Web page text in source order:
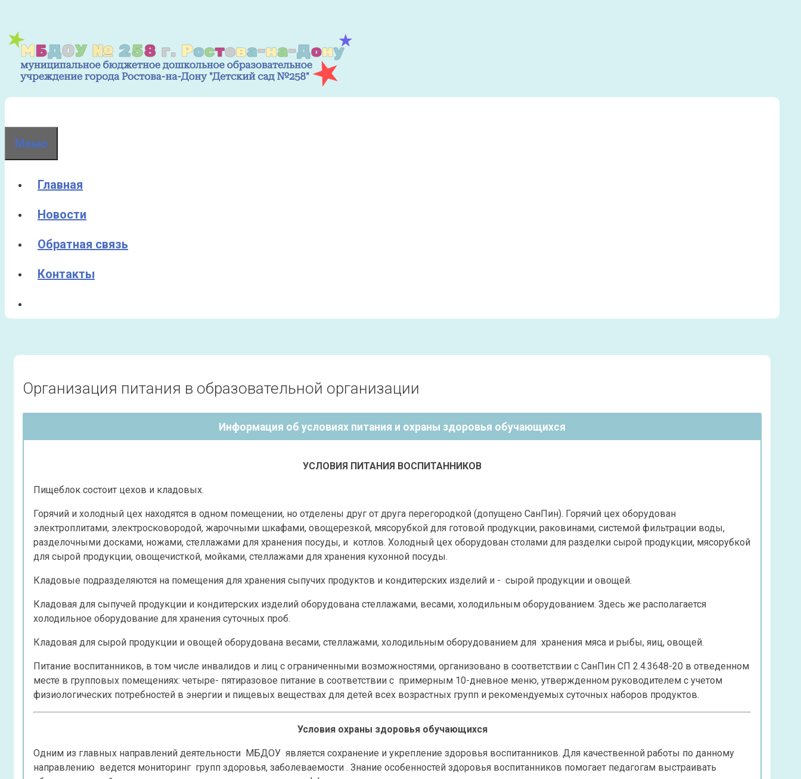
содержимому
Меню
Главная
Новости
Обратная связь
Контакты
Организация питания в образовательной организации
Информация об условиях питания и охраны здоровья обучающихся
УСЛОВИЯ ПИТАНИЯ ВОСПИТАННИКОВ
Пищеблок состоит цехов и кладовых.
Горячий и холодный цех находятся в одном помещении, но отделены друг от друга перегородкой (допущено СанПин). Горячий цех оборудован
электроплитами, электросковородой, жарочными шкафами, овощерезкой, мясорубкой для готовой продукции, раковинами, системой фильтрации воды,
разделочными досками, ножами, стеллажами для хранения посуды, и котлов. Холодный цех оборудован столами для разделки сырой продукции, мясорубкой
для сырой продукции, овощечисткой, мойками, стеллажами для хранения кухонной посуды.
Кладовые подразделяются на помещения для хранения сыпучих продуктов и кондитерских изделий и - сырой продукции и овощей.
Кладовая для сыпучей продукции и кондитерских изделий оборудована стеллажами, весами, холодильным оборудованием. Здесь же располагается
холодильное оборудование для хранения суточных проб.
Кладовая для сырой продукции и овощей оборудована весами, стеллажами, холодильным оборудованием для хранения мяса и рыбы, яиц, овощей.
Питание воспитанников, в том числе инвалидов и лиц с ограниченными возможностями, организовано в соответствии с СанПин СП 2.4.3648-20 в отведенном
месте в групповых помещениях: четыре- пятиразовое питание в соответствии с примерным 10-дневное меню, утвержденном руководителем с учетом
физиологических потребностей в энергии и пищевых веществах для детей всех возрастных групп и рекомендуемых суточных наборов продуктов.
Условия охраны здоровья обучающихся
Одним из главных направлений деятельности МБДОУ является сохранение и укрепление здоровья воспитанников. Для качественной работы по данному
направлению ведется мониторинг групп здоровья, заболеваемости . Знание особенностей здоровья воспитанников помогает педагогам выстраивать